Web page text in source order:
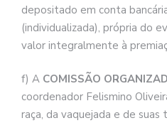
depositado em conta
(individualizada), própria do
valor integralmente à
f) A COMISSÃO
coordenador Felismino
raça, da vaquejada e de suas